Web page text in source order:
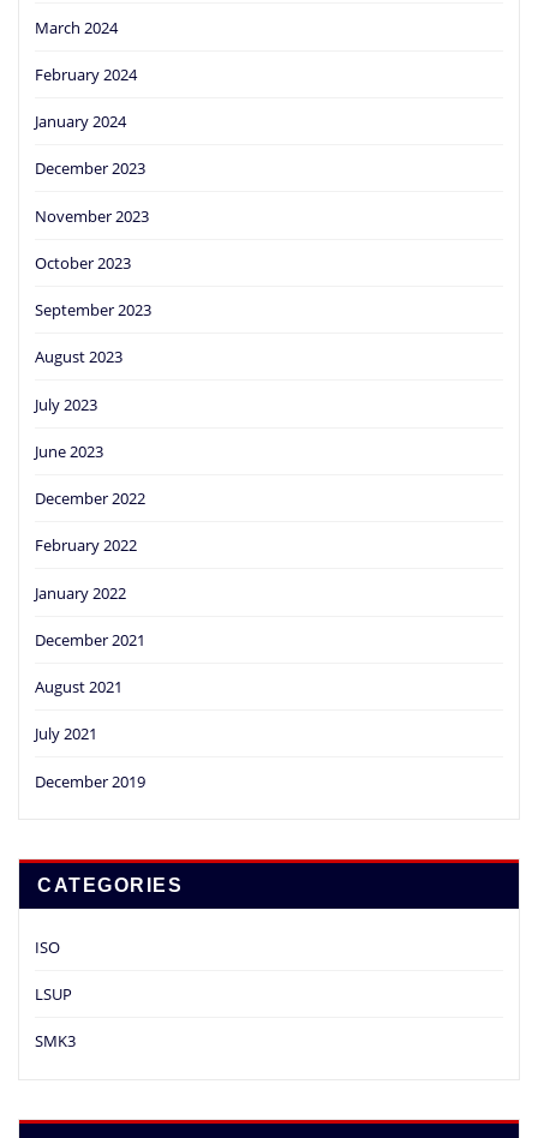
March 2024
February 2024
January 2024
December 2023
November 2023
October 2023
September 2023
August 2023
July 2023
June 2023
December 2022
February 2022
January 2022
December 2021
August 2021
July 2021
December 2019
CATEGORIES
ISO
LSUP
SMK3